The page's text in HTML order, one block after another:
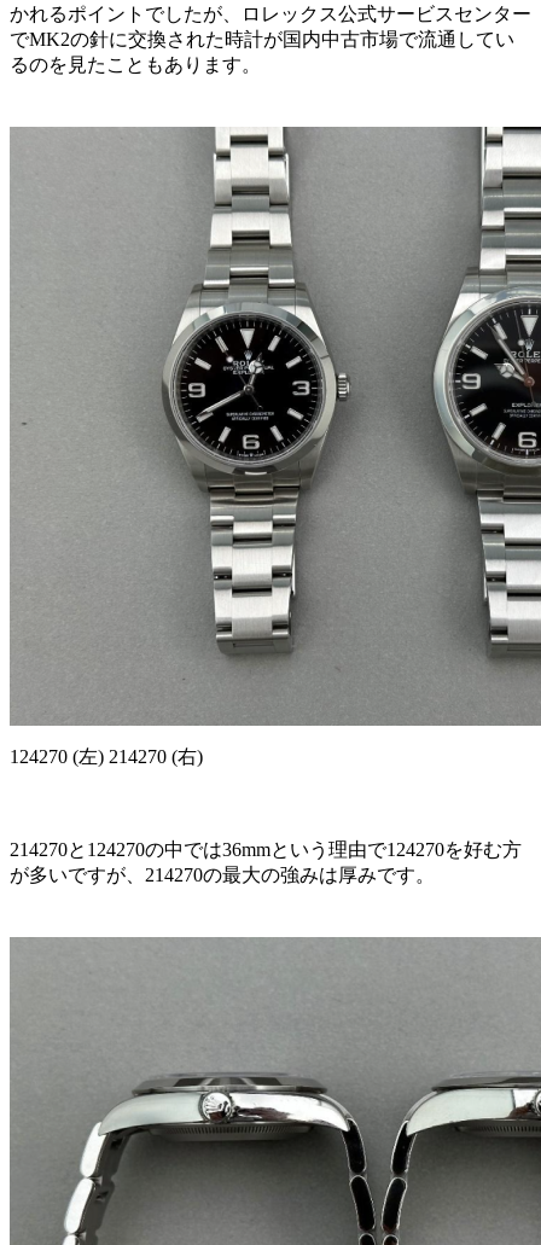
かれるポイントでしたが、ロレックス公式サービスセンター
でMK2の針に交換された時計が国内中古市場で流通してい
るのを見たこともあります。
124270 (左) 214270 (右)
214270と124270の中では36mmという理由で124270を好む方
が多いですが、214270の最大の強みは厚みです。